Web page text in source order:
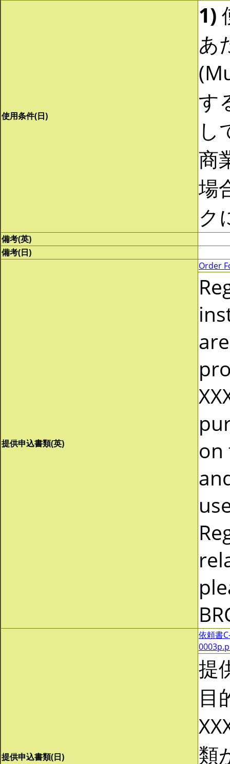
使用条件(日)
1)
あ
す
し
商
場
ク
備考(英)
備考(日)
提供申込書類(英)
Order
on
提供申込書類(日)
依頼書
提
目
類